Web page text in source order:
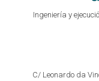
Ingeniería y
C/ Leonardo da